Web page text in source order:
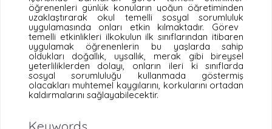
öğrenenleri günlük konuların yoğun öğretiminden
uzaklaştırarak okul temelli sosyal sorumluluk
uygulamasında onları etkin kılmaktadır. Görev
temelli etkinlikleri ilkokulun ilk sınıflarından itibaren
uygulamak öğrenenlerin bu yaşlarda sahip
oldukları doğallık, uysallık, merak gibi bireysel
yeterliliklerden dolayı, onların ileri ki sınıflarda
sosyal sorumluluğu kullanmada göstermiş
olacakları muhtemel kaygılarını, korkularını ortadan
kaldırmalarını sağlayabilecektir.
Keywords